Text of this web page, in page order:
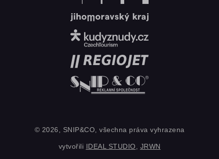
© 2026, SNIP&CO, všechna práva vyhrazena
vytvořili IDEAL STUDIO JRWN